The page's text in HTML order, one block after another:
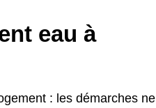
eau à
: les démarches ne